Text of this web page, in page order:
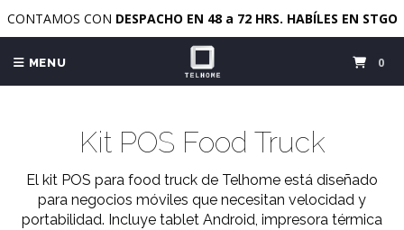
CONTAMOS CON DESPACHO EN 48 a 72 HRS. HABÍLES EN STGO
MENU 0
Kit POS Food Truck
El kit POS para food truck de Telhome está diseñado
para negocios móviles que necesitan velocidad y
portabilidad. Incluye tablet Android, impresora térmica